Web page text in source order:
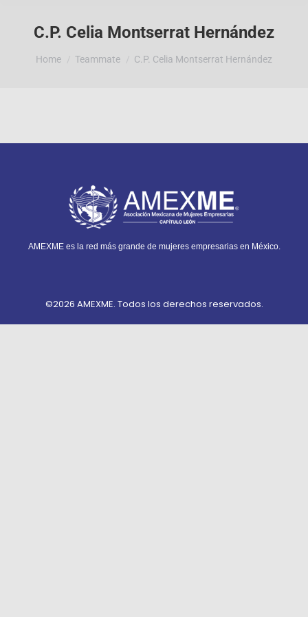
C.P. Celia Montserrat Hernández
You are here:
Home Teammate C.P. Celia Montserrat Hernández
AMEXME es la red más grande de mujeres empresarias en México.
©2026 AMEXME. Todos los derechos reservados.